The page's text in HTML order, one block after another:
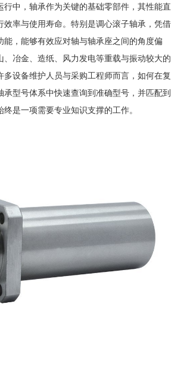
行中，轴承作为关键的基础零部件，其性能直
效率与使用寿命。特别是调心滚子轴承，凭借
能，能够有效应对轴与轴承座之间的角度偏
、冶金、造纸、风力发电等重载与振动较大的
多设备维护人员与采购工程师而言，如何在复
承型号体系中快速查询到准确型号，并匹配到
是一项需要专业知识支撑的工作。